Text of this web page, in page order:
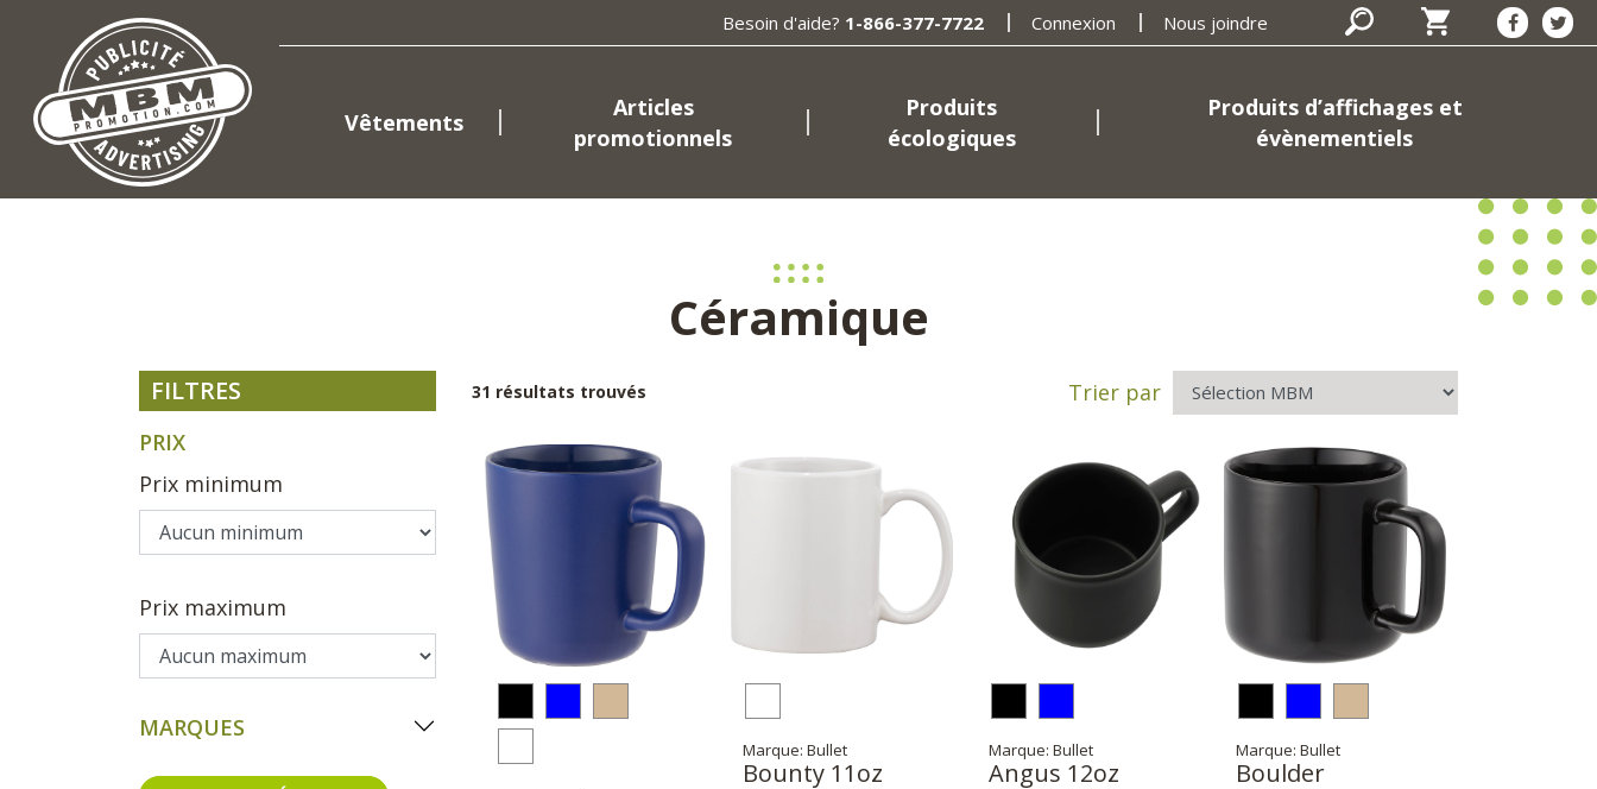
Besoin d'aide? 1-866-377-7722 Connexion Nous joindre
Vêtements
Articles
promotionnels
Produits
écologiques
Produits d’affichages et
évènementiels
Céramique
FILTRES
PRIX
Prix minimum
Prix maximum
MARQUES
31 résultats trouvés Trier par
Marque: Bullet
Bounty 11oz
Marque: Bullet
Angus 12oz
Marque: Bullet
Boulder